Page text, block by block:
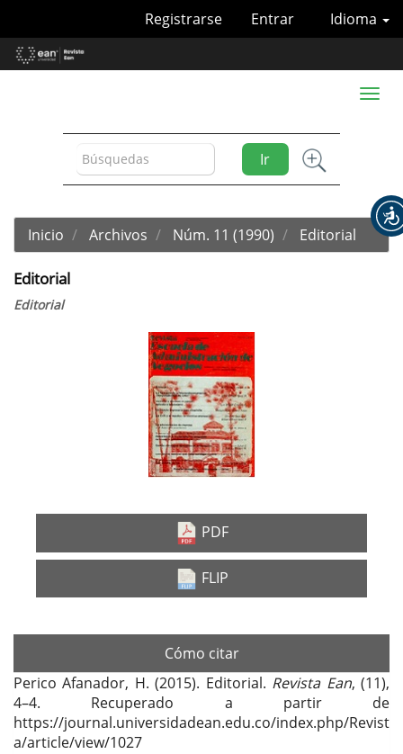
Contenido
principal
Idioma
Registrarse Entrar
Ir
Toggle
Inicio Archivos Núm. 11 (1990) Editorial
Editorial
Editorial
PDF
FLIP
Cómo citar
Perico Afanador, H. (2015). Editorial. Revista Ean, (11),
4–4. Recuperado a partir de
https://journal.universidadean.edu.co/index.php/Revist
a/article/view/1027